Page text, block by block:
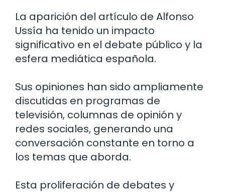
La aparición del artículo de Alfonso
Ussía ha tenido un impacto
significativo en el debate público y la
esfera mediática española.
Sus opiniones han sido ampliamente
discutidas en programas de
televisión, columnas de opinión y
redes sociales, generando una
conversación constante en torno a
los temas que aborda.
Esta proliferación de debates y